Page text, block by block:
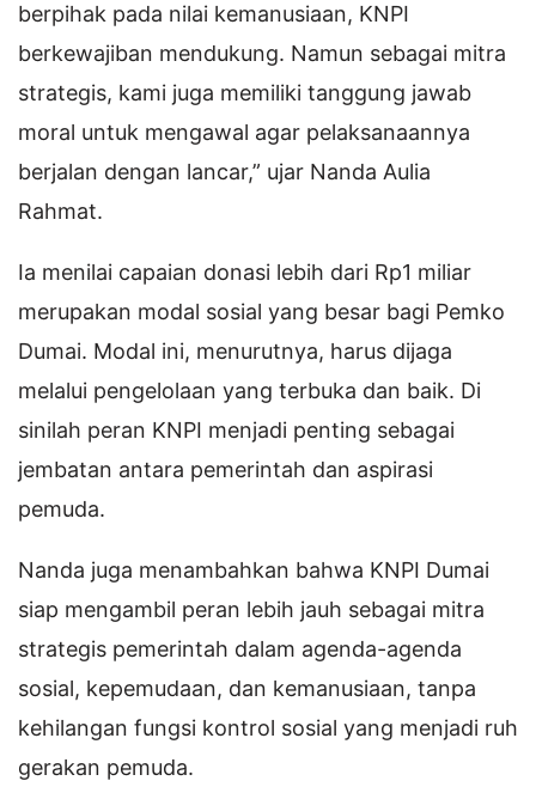
berpihak pada nilai kemanusiaan, KNPI
berkewajiban mendukung. Namun sebagai mitra
strategis, kami juga memiliki tanggung jawab
moral untuk mengawal agar pelaksanaannya
berjalan dengan lancar,” ujar Nanda Aulia
Rahmat.
Ia menilai capaian donasi lebih dari Rp1 miliar
merupakan modal sosial yang besar bagi Pemko
Dumai. Modal ini, menurutnya, harus dijaga
melalui pengelolaan yang terbuka dan baik. Di
sinilah peran KNPI menjadi penting sebagai
jembatan antara pemerintah dan aspirasi
pemuda.
Nanda juga menambahkan bahwa KNPI Dumai
siap mengambil peran lebih jauh sebagai mitra
strategis pemerintah dalam agenda-agenda
sosial, kepemudaan, dan kemanusiaan, tanpa
kehilangan fungsi kontrol sosial yang menjadi ruh
gerakan pemuda.